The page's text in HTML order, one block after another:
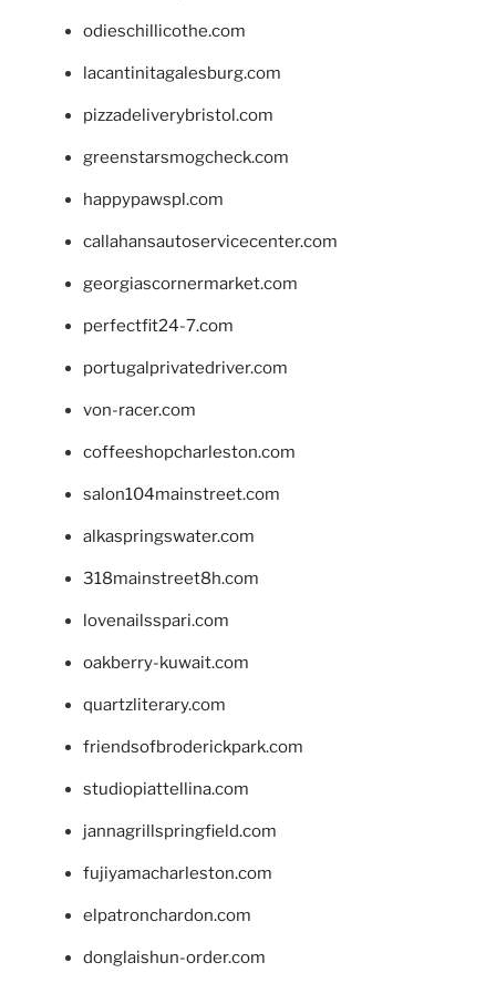
odieschillicothe.com
lacantinitagalesburg.com
pizzadeliverybristol.com
greenstarsmogcheck.com
happypawspl.com
callahansautoservicecenter.com
georgiascornermarket.com
perfectfit24-7.com
portugalprivatedriver.com
von-racer.com
coffeeshopcharleston.com
salon104mainstreet.com
alkaspringswater.com
318mainstreet8h.com
lovenailsspari.com
oakberry-kuwait.com
quartzliterary.com
friendsofbroderickpark.com
studiopiattellina.com
jannagrillspringfield.com
fujiyamacharleston.com
elpatronchardon.com
donglaishun-order.com